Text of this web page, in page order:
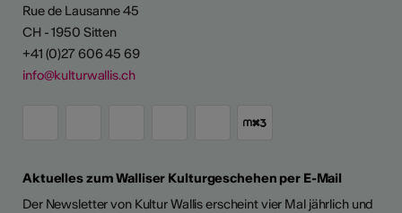
Rue de Lausanne 45
CH - 1950 Sitten
+41 (0)27 606 45 69
info@kulturwallis.ch
Aktuelles zum Walliser Kulturgeschehen per E-Mail
Der Newsletter von Kultur Wallis erscheint vier Mal jährlich und